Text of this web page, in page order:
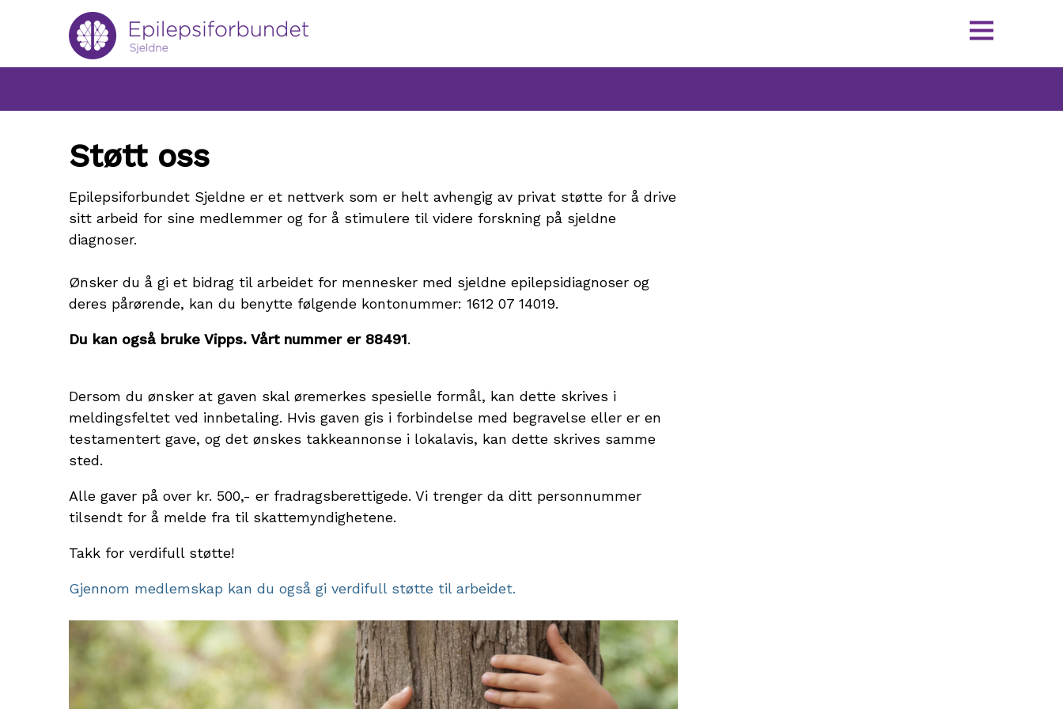
Støtt oss
Epilepsiforbundet Sjeldne er et nettverk som er helt avhengig av privat støtte for å drive
sitt arbeid for sine medlemmer og for å stimulere til videre forskning på sjeldne
diagnoser.
Ønsker du å gi et bidrag til arbeidet for mennesker med sjeldne epilepsidiagnoser og
deres pårørende, kan du benytte følgende kontonummer: 1612 07 14019.
Du kan også bruke Vipps. Vårt nummer er 88491.
Dersom du ønsker at gaven skal øremerkes spesielle formål, kan dette skrives i
meldingsfeltet ved innbetaling. Hvis gaven gis i forbindelse med begravelse eller er en
testamentert gave, og det ønskes takkeannonse i lokalavis, kan dette skrives samme
sted.
Alle gaver på over kr. 500,- er fradragsberettigede. Vi trenger da ditt personnummer
tilsendt for å melde fra til skattemyndighetene.
Takk for verdifull støtte!
Gjennom medlemskap kan du også gi verdifull støtte til arbeidet.